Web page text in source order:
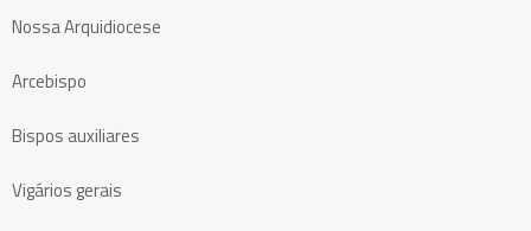
Nossa Arquidiocese
Arcebispo
Bispos auxiliares
Vigários gerais